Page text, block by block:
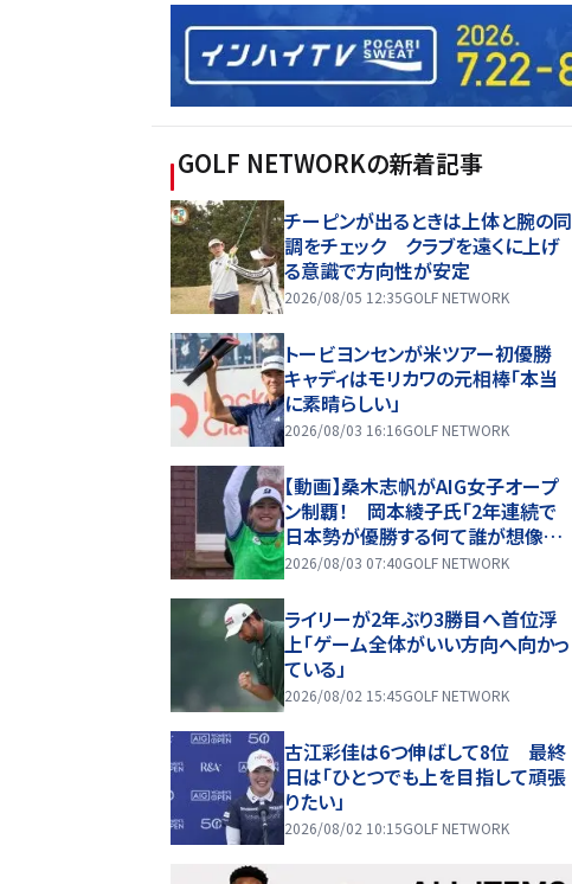
GOLF NETWORKの新着記事
チーピンが出るときは上体と腕の同
調をチェック クラブを遠くに上げ
る意識で方向性が安定
2026/08/05 12:35GOLF NETWORK
トービヨンセンが米ツアー初優勝
キャディはモリカワの元相棒「本当
に素晴らしい」
2026/08/03 16:16GOLF NETWORK
【動画】桑木志帆がAIG女子オープ
ン制覇！ 岡本綾子氏「2年連続で
日本勢が優勝する何て誰が想像し
たでしょう？」
2026/08/03 07:40GOLF NETWORK
ライリーが2年ぶり3勝目へ首位浮
上「ゲーム全体がいい方向へ向かっ
ている」
2026/08/02 15:45GOLF NETWORK
古江彩佳は6つ伸ばして8位 最終
日は「ひとつでも上を目指して頑張
りたい」
2026/08/02 10:15GOLF NETWORK